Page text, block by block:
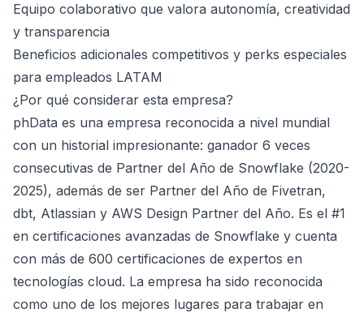
Equipo colaborativo que valora autonomía, creatividad
y transparencia
Beneficios adicionales competitivos y perks especiales
para empleados LATAM
¿Por qué considerar esta empresa?
phData es una empresa reconocida a nivel mundial
con un historial impresionante: ganador 6 veces
consecutivas de Partner del Año de Snowflake (2020-
2025), además de ser Partner del Año de Fivetran,
dbt, Atlassian y AWS Design Partner del Año. Es el #1
en certificaciones avanzadas de Snowflake y cuenta
con más de 600 certificaciones de expertos en
tecnologías cloud. La empresa ha sido reconocida
como uno de los mejores lugares para trabajar en